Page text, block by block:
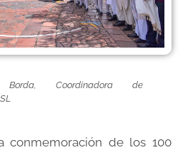
Coordinadora de
conmemoración de los 100